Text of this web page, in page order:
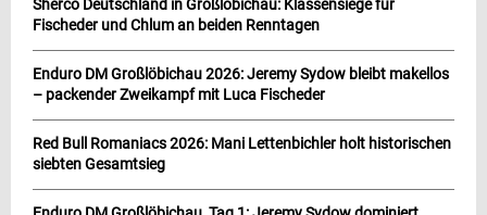
Sherco Deutschland in Großlöbichau: Klassensiege für
Fischeder und Chlum an beiden Renntagen
Enduro DM Großlöbichau 2026: Jeremy Sydow bleibt makellos
– packender Zweikampf mit Luca Fischeder
Red Bull Romaniacs 2026: Mani Lettenbichler holt historischen
siebten Gesamtsieg